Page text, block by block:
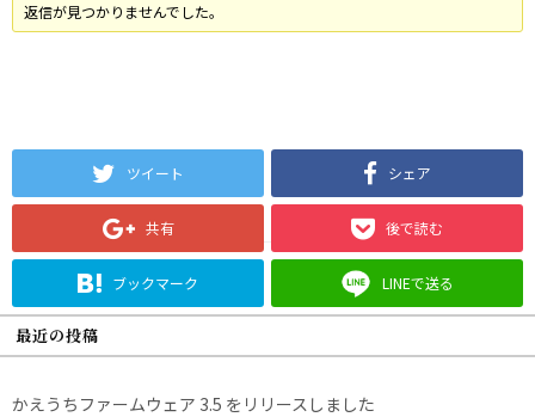
返信が見つかりませんでした。
ツイート シェア
共有 後で読む
ブックマーク LINEで送る
最近の投稿
かえうちファームウェア 3.5 をリリースしました